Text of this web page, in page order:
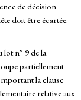
de décision
doit être écartée.
lot n° 9 de la
partiellement
la clause
relative aux